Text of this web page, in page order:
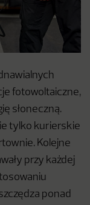
fotowoltaiczne,
słoneczną.
tylko kurierskie
Kolejne
przy każdej
ponad